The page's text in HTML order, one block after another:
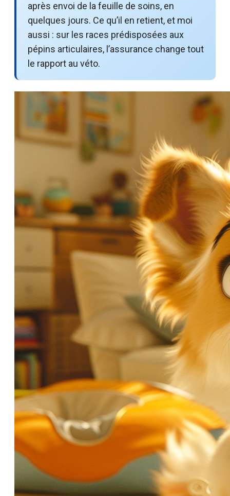
après envoi de la feuille de soins, en
quelques jours. Ce qu’il en retient, et moi
aussi : sur les races prédisposées aux
pépins articulaires, l’assurance change tout
le rapport au véto.